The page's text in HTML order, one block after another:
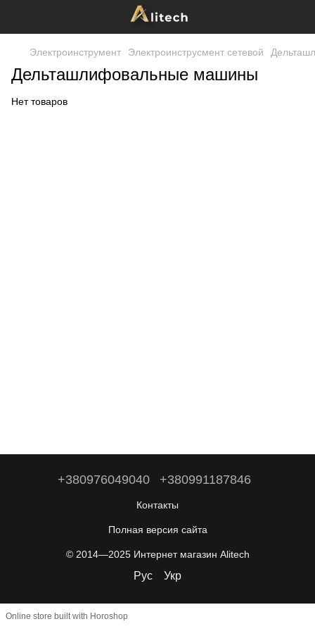
Электроинструмент Электроинструсмент сетевой
Дельташлифовальные машины
Нет товаров
+380976049040 +380991187846
Контакты
Полная версия сайта
© 2014—2025 Интернет магазин Alitech
Рус Укр
Online store built with Horoshop